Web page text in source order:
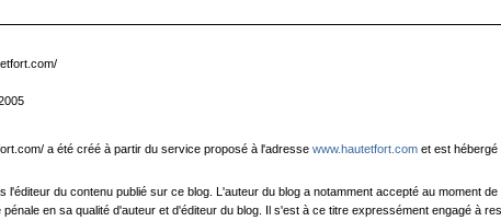
a été créé à partir du service proposé à l'adresse www.hautetfort.com et est hébergé
l'éditeur du contenu publié sur ce blog. L'auteur du blog a notamment accepté au moment
pénale en sa qualité d'auteur et d'éditeur du blog. Il s'est à ce titre expressément engagé à